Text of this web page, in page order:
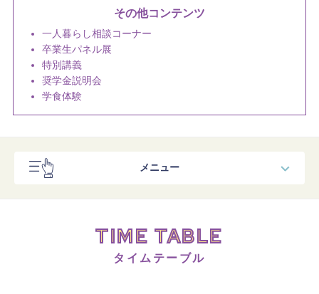
一人暮らし相談コーナー
卒業生パネル展
特別講義
奨学金説明会
学食体験
メニュー
コンテンツ
タイムテーブル
TIME TABLE
タイムテーブル